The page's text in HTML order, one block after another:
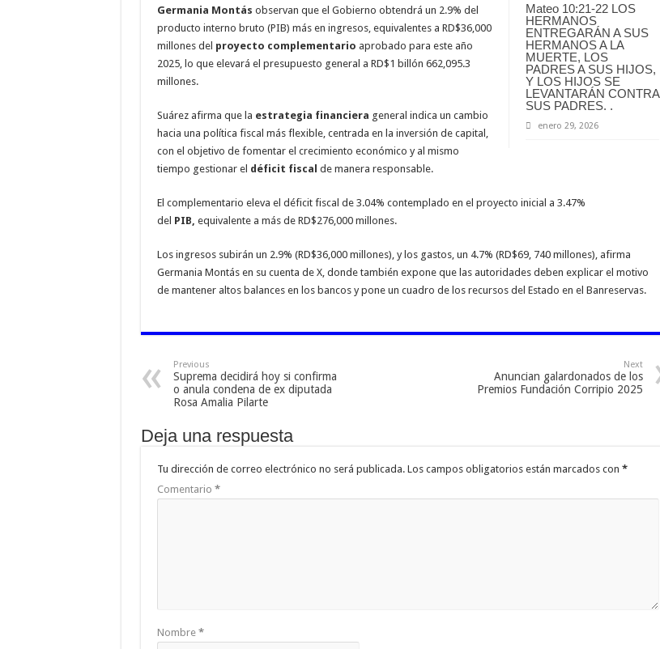
Mateo 10:21-22 LOS
HERMANOS
ENTREGARÁN A SUS
HERMANOS A LA
MUERTE, LOS
PADRES A SUS HIJOS,
Y LOS HIJOS SE
LEVANTARÁN CONTRA
SUS PADRES. .
enero 29, 2026
Germania Montás observan que el Gobierno obtendrá un 2.9% del
producto interno bruto (PIB) más en ingresos, equivalentes a RD$36,000
millones del proyecto complementario aprobado para este año
2025, lo que elevará el presupuesto general a RD$1 billón 662,095.3
millones.
Suárez afirma que la estrategia financiera general indica un cambio
hacia una política fiscal más flexible, centrada en la inversión de capital,
con el objetivo de fomentar el crecimiento económico y al mismo
tiempo gestionar el déficit fiscal de manera responsable.
El complementario eleva el déficit fiscal de 3.04% contemplado en el proyecto inicial a 3.47%
del PIB, equivalente a más de RD$276,000 millones.
Los ingresos subirán un 2.9% (RD$36,000 millones), y los gastos, un 4.7% (RD$69, 740 millones), afirma
Germania Montás en su cuenta de X, donde también expone que las autoridades deben explicar el motivo
de mantener altos balances en los bancos y pone un cuadro de los recursos del Estado en el Banreservas.
Previous
Suprema decidirá hoy si confirma
o anula condena de ex diputada
Rosa Amalia Pilarte
Next
Anuncian galardonados de los
Premios Fundación Corripio 2025
Deja una respuesta
Tu dirección de correo electrónico no será publicada. Los campos obligatorios están marcados con *
Comentario *
Nombre *